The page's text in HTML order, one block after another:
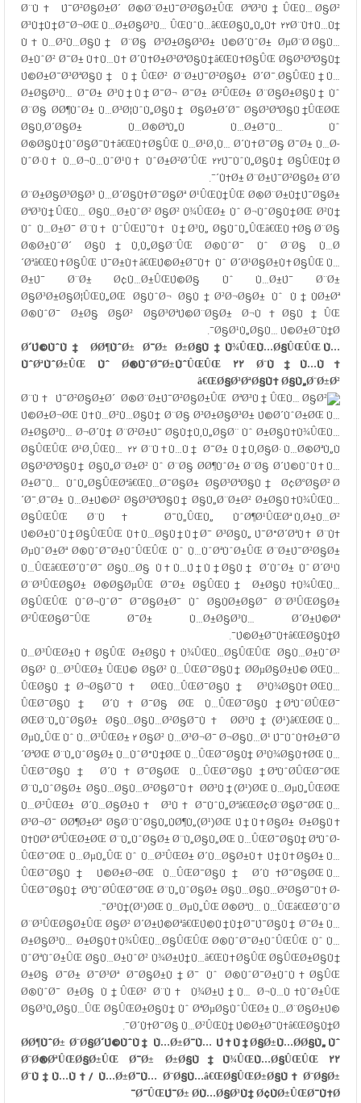
Ø¨Ù‡ Ú¯Ø²Ø§Ø±Ø´ Ø®Ø¨Ø±Ú¯Ø²Ø§Ø±ÛŒ ØªØ³Ù†ÛŒÙ… Ø§Ø²
Ø³Ù†Ù†Ø¯Ø¬ØŒ Ù…Ø±Ø§Ø³Ù… ÛŒÙˆÙ…â€ŒØ§Ù„Ù„Ù‡ ۲۲Ø¨Ù‡Ù…Ù†
Ù‡Ù…Ø²Ù…Ø§Ù† Ø¨Ø§ Ø³Ø±Ø§Ø³Ø± Ú©Ø´ÙˆØ± ØµØ¨Ø­ Ø§Ù…
Ø±ÙˆØ² Ø¯Ø± Ù‡Ù…Ù‡ Ø´Ù‡Ø±Ø³ØªØ§Ù†â€ŒÙ‡Ø§ÛŒ Ø§Ø³ØªØ§Ù†
Ú©Ø±Ø¯Ø³ØªØ§Ù† Ù†ÛŒØ² Ø¨Ø±Ú¯Ø²Ø§Ø± Ø´Ø¯.Ø§ÛŒÙ† Ù…
Ø±Ø§Ø³Ù… Ø¯Ø± Ø³Ù†Ù†Ø¯Ø¬ Ø¯Ø± Ø²ÛŒØ± Ø¨Ø§Ø±Ø§Ù† Ùˆ
Ø¨Ø§ Ø­Ø¶ÙˆØ± Ù…Ø³Ø¦ÙˆÙ„Ø§Ù† Ø§Ø±Ø´Ø¯ Ø§Ø³ØªØ§Ù†ÛŒØŒ
Ø§Ù‚Ø´Ø§Ø± Ù…Ø®ØªÙ„Ù Ù…Ø±Ø¯Ù… Ùˆ
Ø®Ø§Ù†ÙˆØ§Ø¯Ù‡â€ŒÙ‡Ø§ÛŒ Ù…Ø¹Ø¸Ù… Ø´Ù‡Ø¯Ø§ Ø¯Ø± Ù…Ø­
ÙˆØ·Ù‡ Ù…Ø¬Ù…ÙˆØ¹Ù‡ ÙˆØ±Ø²Ø´ÛŒ ۲۲Ú¯ÙˆÙ„Ø§Ù† Ø§ÛŒÙ† Ø
´Ù‡Ø± Ø¨Ø±Ú¯Ø²Ø§Ø± Ø´Ø¯.
Ø¨Ø±Ø§Ø³Ø§Ø³ Ù…Ø´Ø§Ù‡Ø¯Ø§Øª Ø¹ÛŒÙ†ÛŒ Ø®Ø¨Ø±Ù†Ú¯Ø§Ø±
ØªØ³Ù†ÛŒÙ… Ø§Ù…Ø±ÙˆØ² Ø§Ø² Ù¾ÛŒØ± Ùˆ Ø¬ÙˆØ§Ù†ØŒ Ø²Ù†
Ùˆ Ù…Ø±Ø¯ Ø¨Ù‡ ÙˆÛŒÚ˜Ù‡ Ù†Ø³Ù„ Ø§ÙˆÙ„ÛŒâ€ŒÙ‡Ø§ Ø¨Ø§
Ø®Ø±ÙˆØ´ Ø§Ù†Ù‚Ù„Ø§Ø¨ÛŒ Ø®ÙˆØ¯ Ùˆ Ø¨Ø§ Ù…Ø
´Øªâ€ŒÙ‡Ø§ÛŒ Ú¯Ø±Ù‡â€ŒÚ©Ø±Ø¯Ù‡ Ùˆ Ø´Ø¹Ø§Ø±Ù‡Ø§ÛŒ Ù…
Ø±Ú¯ Ø¨Ø± Ø¢Ù…Ø±ÛŒÚ©Ø§ Ùˆ Ù…Ø±Ú¯ Ø¨Ø±
Ø§Ø³Ø±Ø§Ø¦ÛŒÙ„ØŒ Ø§ÙˆØ¬ Ø§Ù†Ø²Ø¬Ø§Ø± Ùˆ Ù†ÙØ±Øª
Ø®ÙˆØ¯ Ø±Ø§ Ø§Ø² Ø§Ø³ØªÚ©Ø¨Ø§Ø± Ø¬Ù‡Ø§Ù†ÛŒ
Ø§Ø¹Ù„Ø§Ù… Ú©Ø±Ø¯Ù†Ø¯.
Ø´Ú©ÙˆÙ‡ Ø­Ø¶ÙˆØ± Ø¯Ø± Ø±Ø§Ù‡Ù¾ÛŒÙ…Ø§ÛŒÛŒ Ù…
ÙˆØªÙˆØ±ÛŒ Ùˆ Ø®ÙˆØ¯Ø±ÙˆÛŒÛŒ ۲۲ Ø¨Ù‡Ù…Ù†
â€ŒØ§Ø³ØªØ§Ù† Ø§Ù„Ø¨Ø±Ø²
Ø¨Ù‡ Ú¯Ø²Ø§Ø±Ø´ Ø®Ø¨Ø±Ú¯Ø²Ø§Ø±ÛŒ ØªØ³Ù†ÛŒÙ… Ø§Ø²
Ú©Ø±Ø¬ØŒ Ù‡Ù…Ø²Ù…Ø§Ù† Ø¨Ø§ Ø³Ø±Ø§Ø³Ø± Ú©Ø´ÙˆØ±ØŒ Ù…
Ø±Ø§Ø³Ù… Ø¬Ø´Ù† Ø¨Ø²Ø±Ú¯ Ø§Ù†Ù‚Ù„Ø§Ø¨ Ùˆ Ø±Ø§Ù‡Ù¾ÛŒÙ…
Ø§ÛŒÛŒ Ø¹Ø¸ÛŒÙ… ۲۲ Ø¨Ù‡Ù…Ù† Ø¯Ø± Ù†Ù‚Ø§Ø· Ù…Ø®ØªÙ„Ù
Ø§Ø³ØªØ§Ù† Ø§Ù„Ø¨Ø±Ø² Ùˆ Ø¨Ø§ Ø­Ø¶ÙˆØ± Ø¨Ø§ Ø´Ú©ÙˆÙ‡ Ù…
Ø±Ø¯Ù… ÙˆÙ„Ø§ÛŒØªâ€ŒÙ…Ø¯Ø§Ø± Ø§Ø³ØªØ§Ù† Ø¢ØºØ§Ø² Ø
´Ø¯.Ø¯Ø± Ù…Ø±Ú©Ø² Ø§Ø³ØªØ§Ù† Ø§Ù„Ø¨Ø±Ø² Ø±Ø§Ù‡Ù¾ÛŒÙ…
Ø§ÛŒÛŒ Ø¨Ù‡ Ø¯Ù„ÛŒÙ„ ÙˆØ¶Ø¹ÛŒØª Ù‚Ø±Ù…Ø²
Ú©Ø±ÙˆÙ†Ø§ÛŒÛŒ Ù‡Ù…Ø§Ù†Ù†Ø¯ Ø³Ø§Ù„ Ú¯Ø°Ø´ØªÙ‡ Ø¨Ù‡
ØµÙˆØ±Øª Ø®ÙˆØ¯Ø±ÙˆÛŒÛŒ Ùˆ Ù…ÙˆØªÙˆØ±ÛŒ Ø¨Ø±Ú¯Ø²Ø§Ø±
Ù…ÛŒâ€ŒØ´ÙˆØ¯ Ø§Ù…Ø§ Ù‡Ù…Ú†Ù†Ø§Ù† Ø´ÙˆØ± Ùˆ Ø´Ø¹Ù
Ø¨Ø³ÛŒØ§Ø± Ø®Ø§ØµÛŒ Ø¯Ø± Ø§ÛŒÙ† Ø±Ø§Ù‡Ù¾ÛŒÙ…
Ø§ÛŒÛŒ ÙˆØ¬ÙˆØ¯ Ø¯Ø§Ø±Ø¯ Ùˆ Ø§ÙØ±Ø§Ø¯ Ø¨Ø³ÛŒØ§Ø±
Ø²ÛŒØ§Ø¯ÛŒ Ø¯Ø± Ù…Ø±Ø§Ø³Ù… Ø´Ø±Ú©Øª
Ú©Ø±Ø¯Ù‡â€ŒØ§Ù†Ø¯.
Ù…Ø³ÛŒØ±Ù‡Ø§ÛŒ Ø±Ø§Ù‡Ù¾ÛŒÙ…Ø§ÛŒÛŒ Ø§Ù…Ø±ÙˆØ²
Ø§Ø² Ù…Ø³ÛŒØ± ÛŒÚ© Ø§Ø² Ù…ÛŒØ¯Ø§Ù† Ø­ØµØ§Ø±Ú© ØŒÙ…
ÛŒØ§Ù†Ø¬Ø§Ø¯Ù‡ ØŒÙ…ÛŒØ¯Ø§Ù† Ø³Ù¾Ø§Ù‡ ØŒÙ…
ÛŒØ¯Ø§Ù† Ø´Ù‡Ø¯Ø§ ØŒ Ù…ÛŒØ¯Ø§Ù† ØªÙˆØ­ÛŒØ¯
ØŒØ¨Ù„ÙˆØ§Ø± Ø§Ù…Ø§Ù…Ø²Ø§Ø¯Ù‡ Ø­Ø³Ù†(Ø¹)â€ŒØŒ Ù…
ØµÙ„ÛŒ Ùˆ Ù…Ø³ÛŒØ± ۲ Ø§Ø² Ù…Ø³Ø¬Ø¯ Ø¬Ø§Ù…Ø¹ Ú¯ÙˆÙ‡Ø±Ø¯Ø
´ØªØŒ Ø¨Ù„ÙˆØ§Ø± Ù…ÙˆØ°Ù†ØŒ Ù…ÛŒØ¯Ø§Ù† Ø³Ù¾Ø§Ù‡ØŒ Ù…
ÛŒØ¯Ø§Ù† Ø´Ù‡Ø¯Ø§ØŒ Ù…ÛŒØ¯Ø§Ù† ØªÙˆØ­ÛŒØ¯ØŒ
Ø¨Ù„ÙˆØ§Ø± Ø§Ù…Ø§Ù…Ø²Ø§Ø¯Ù‡ Ø­Ø³Ù†(Ø¹)ØŒ Ù…ØµÙ„ÛŒØŒ
Ù…Ø³ÛŒØ± Ø´Ù…Ø§Ø±Ù‡ Ø³Ù‡ Ø¯ÙˆÙ„Øªâ€ŒØ¢Ø¨Ø§Ø¯ØŒ Ù…
Ø³Ø¬Ø¯ Ø­Ø¶Ø±Øª Ø§Ø¨ÙˆØ§Ù„ÙØ¶Ù„(Ø¹)ØŒ Ú†Ù‡Ø§Ø± Ø±Ø§Ù‡
Ù‡ÙØª ØªÛŒØ±ØŒ Ø¨Ù„ÙˆØ§Ø± Ø¨Ù„Ø§Ù„ØŒ Ù…ÛŒØ¯Ø§Ù† ØªÙˆØ­
ÛŒØ¯ØŒ Ù…ØµÙ„ÛŒ Ùˆ Ù…Ø³ÛŒØ± Ø´Ù…Ø§Ø±Ù‡ Ú†Ù‡Ø§Ø± Ù…
ÛŒØ¯Ø§Ù† Ú©Ø±Ø¬ØŒ Ù…ÛŒØ¯Ø§Ù† Ø´Ù‡Ø¯Ø§ØŒ Ù…
ÛŒØ¯Ø§Ù† ØªÙˆØ­ÛŒØ¯ØŒ Ø¨Ù„ÙˆØ§Ø± Ø§Ù…Ø§Ù…Ø²Ø§Ø¯Ù‡ Ø­
Ø³Ù†(Ø¹)ØŒ Ù…ØµÙ„ÛŒ Ø®ØªÙ… Ù…ÛŒâ€ŒØ´ÙˆØ¯.
Ø¨Ø³ÛŒØ§Ø±ÛŒ Ø§Ø² Ø´Ø±Ú©Øªâ€ŒÚ©Ù†Ù†Ø¯Ú¯Ø§Ù† Ø¯Ø± Ù…
Ø±Ø§Ø³Ù… Ø±Ø§Ù‡Ù¾ÛŒÙ…Ø§ÛŒÛŒ Ø®ÙˆØ¯Ø±ÙˆÛŒÛŒ Ùˆ Ù…
ÙˆØªÙˆØ±ÛŒ Ø§Ù…Ø±ÙˆØ² Ù¾Ø±Ú†Ù…â€ŒÙ‡Ø§ÛŒ Ø§ÛŒØ±Ø§Ù†
Ø±Ø§ Ø¯Ø± Ø¯Ø³Øª Ø¯Ø§Ø±Ù†Ø¯ Ùˆ Ø®ÙˆØ¯Ø±ÙˆÙ‡Ø§ÛŒ
Ø®ÙˆØ¯ Ø±Ø§ Ù†ÛŒØ² Ø¨Ù‡ Ù¾Ø±Ú†Ù… Ø¬Ù…Ù‡ÙˆØ±ÛŒ
Ø§Ø³Ù„Ø§Ù…ÛŒ Ø§ÛŒØ±Ø§Ù† Ùˆ ØªØµØ§ÙˆÛŒØ± Ù…Ø¨Ø§Ø±Ú©
Ø´Ù‡Ø¯Ø§ Ù…Ø²ÛŒÙ† Ú©Ø±Ø¯Ù‡â€ŒØ§Ù†Ø¯.
Ø­Ø¶ÙˆØ± Ø¨Ø§Ø´Ú©ÙˆÙ‡ Ù…Ø±Ø¯Ù… Ú†Ù‡Ø§Ø±Ù…Ø­Ø§Ù„ Ùˆ
Ø¨Ø®ØªÛŒØ§Ø±ÛŒ Ø¯Ø± Ø±Ø§Ù‡Ù¾ÛŒÙ…Ø§ÛŒÛŒ ۲۲
Ø¨Ù‡Ù…Ù†/ Ù…Ø±Ø¯Ù… Ø¨Ø§Ù…â€ŒØ§ÛŒØ±Ø§Ù† Ø¨Ø§Ø±
Ø¯ÛŒÚ¯Ø± Ø­Ù…Ø§Ø³Ù‡ Ø¢ÙØ±ÛŒØ¯Ù†Ø¯